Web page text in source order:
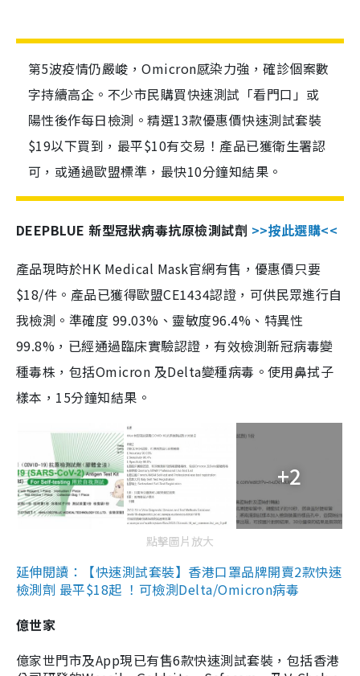
第5波疫情仍嚴峻，Omicron感染力強，確診個案數
字持續高企。不少市民購買快速測試「看門口」或
陽性後作每日檢測。精選13款優惠價快速測試套裝
$19以下買到，最平$10有交易！產品已獲衛生署認
可，或通過歐盟標準，最快10分鐘知結果。
DEEPBLUE 新型冠狀病毒抗原檢測試劑 >>按此選購<<
產品現時於HK Medical Mask官網有售，優惠價只要
$18/件。產品已獲得歐盟CE1434認證，可供民眾進行自
我檢測。準確度 99.03%、靈敏度96.4%、特異性
99.8%，已經通過臨床實驗認證，有效檢測新冠病毒變
種毒株，包括Omicron 及Delta變種病毒。使用鼻拭子
樣本，15分鐘知結果。
+2
點擊圖片放大
延伸閱讀：【快速測試套裝】香港口罩品牌開賣2款快速
檢測劑 最平$18起 ！可檢測Delta/Omicron病毒
億世家
億家世門市及App現已有售6款快速測試套裝，包括香港